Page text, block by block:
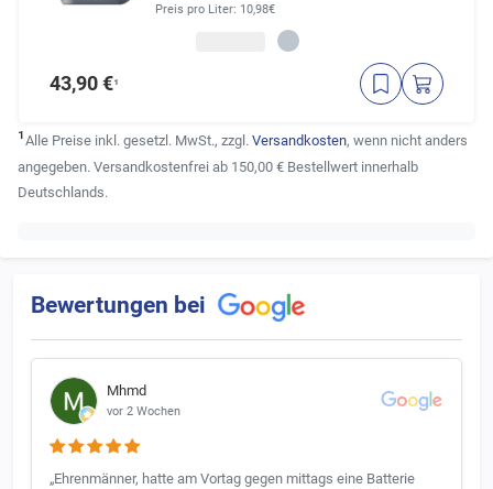
Preis pro Liter: 10,98€
43,90 €¹
¹Alle Preise inkl. gesetzl. MwSt., zzgl. Versandkosten, wenn nicht anders
angegeben. Versandkostenfrei ab 150,00 € Bestellwert innerhalb
Deutschlands.
Bewertungen bei
Mhmd
vor 2 Wochen
„Ehrenmänner, hatte am Vortag gegen mittags eine Batterie